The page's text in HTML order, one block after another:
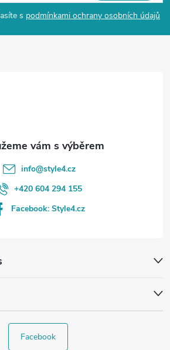
s podmínkami ochrany osobních údajů
info@style4.cz
+420 604 294 155
Facebook: Style4.cz
Facebook